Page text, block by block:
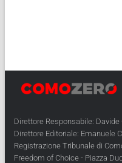
Direttore Responsabile: Davide
Direttore Editoriale: Emanuele
Registrazione Tribunale di
Freedom of Choice - Piazza